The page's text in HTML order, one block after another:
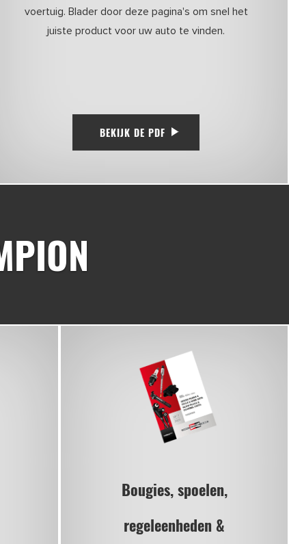
voertuig. Blader door deze pagina's om snel het
juiste product voor uw auto te vinden.
BEKIJK DE PDF
Bougies, spoelen,
regeleenheden &